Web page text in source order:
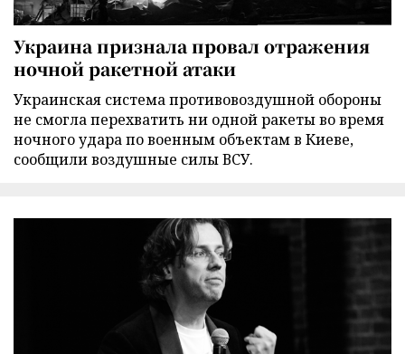
Украина признала провал отражения
ночной ракетной атаки
Украинская система противовоздушной обороны
не смогла перехватить ни одной ракеты во время
ночного удара по военным объектам в Киеве,
сообщили воздушные силы ВСУ.